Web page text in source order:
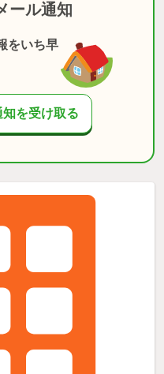
ール通知
をいち早
を受け取る